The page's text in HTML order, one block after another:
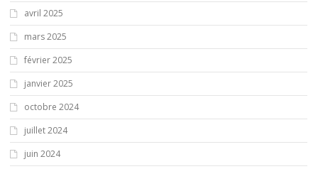
avril 2025
mars 2025
février 2025
janvier 2025
octobre 2024
juillet 2024
juin 2024